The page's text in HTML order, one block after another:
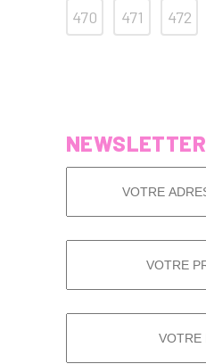
470 471 472
NEWSLETTER